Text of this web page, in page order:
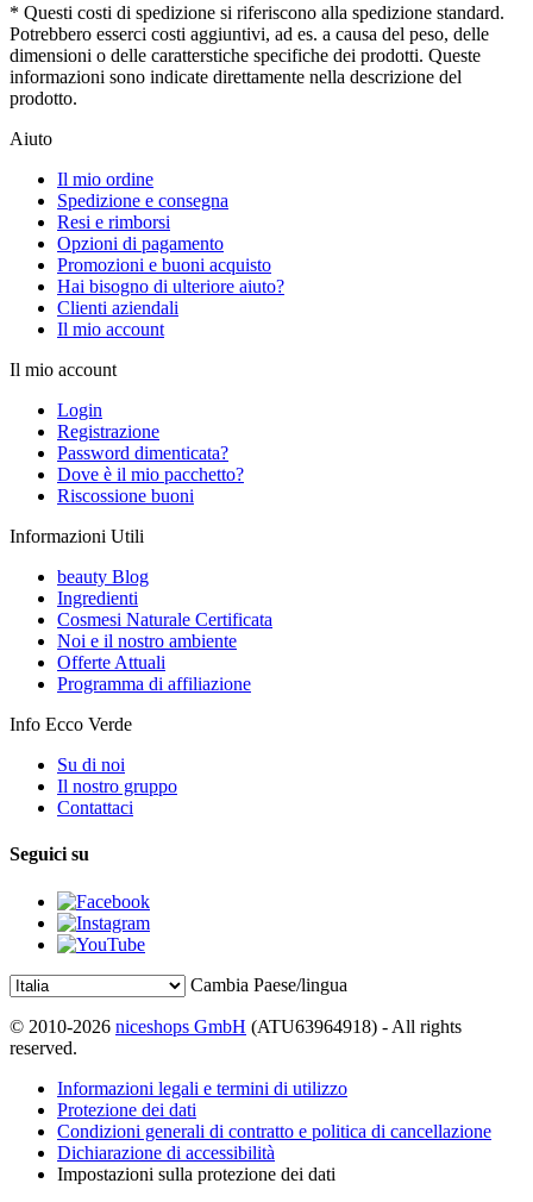
* Questi costi di spedizione si riferiscono alla spedizione standard.
Potrebbero esserci costi aggiuntivi, ad es. a causa del peso, delle
dimensioni o delle caratterstiche specifiche dei prodotti. Queste
informazioni sono indicate direttamente nella descrizione del
prodotto.
Aiuto
Il mio ordine
Spedizione e consegna
Resi e rimborsi
Opzioni di pagamento
Promozioni e buoni acquisto
Hai bisogno di ulteriore aiuto?
Clienti aziendali
Il mio account
Il mio account
Login
Registrazione
Password dimenticata?
Dove è il mio pacchetto?
Riscossione buoni
Informazioni Utili
beauty Blog
Ingredienti
Cosmesi Naturale Certificata
Noi e il nostro ambiente
Offerte Attuali
Programma di affiliazione
Info Ecco Verde
Su di noi
Il nostro gruppo
Contattaci
Seguici su
Cambia Paese/lingua
© 2010-2026 niceshops GmbH (ATU63964918) - All rights
reserved.
Informazioni legali e termini di utilizzo
Protezione dei dati
Condizioni generali di contratto e politica di cancellazione
Dichiarazione di accessibilità
Impostazioni sulla protezione dei dati